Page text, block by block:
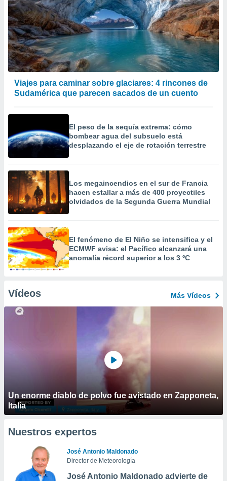
Viajes para caminar sobre glaciares: 4 rincones de
Sudamérica que parecen sacados de un cuento
El peso de la sequía extrema: cómo
bombear agua del subsuelo está
desplazando el eje de rotación terrestre
Los megaincendios en el sur de Francia
hacen estallar a más de 400 proyectiles
olvidados de la Segunda Guerra Mundial
El fenómeno de El Niño se intensifica y el
ECMWF avisa: el Pacífico alcanzará una
anomalía récord superior a los 3 ºC
Vídeos Más Vídeos
Un enorme diablo de polvo fue avistado en Zapponeta,
Italia
Nuestros expertos
José Antonio Maldonado
Director de Meteorología
José Antonio Maldonado advierte de